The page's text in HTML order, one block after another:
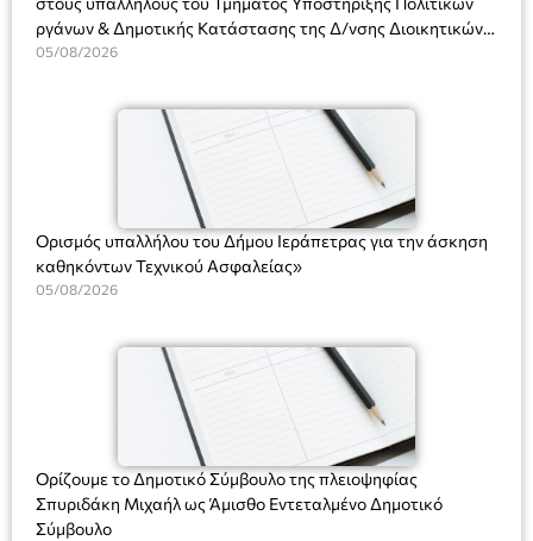
ργάνων & Δημοτικής Κατάστασης της Δ/νσης Διοικητικών
Υπηρεσιών για αποφάσεις, πιστοποιητικά, πράξεις και
(Ν. 5314/2026).»
05/08/2026
Ορισμός υπαλλήλου του Δήμου Ιεράπετρας για την άσκηση
καθηκόντων Τεχνικού Ασφαλείας»
05/08/2026
Ορίζουμε το Δημοτικό Σύμβουλο της πλειοψηφίας
Σπυριδάκη Μιχαήλ ως Άμισθο Εντεταλμένο Δημοτικό
Σύμβουλο